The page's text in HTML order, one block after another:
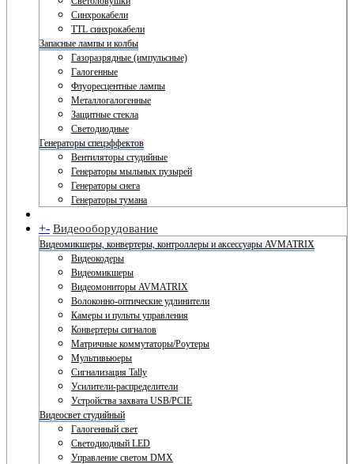
Синхрокабели
TTL синхрокабели
Запасные лампы и колбы
Газоразрядные (импульсные)
Галогенные
Флуоресцентные лампы
Металлогалогенные
Защитные стекла
Светодиодные
Генераторы спецэффектов
Вентиляторы студийные
Генераторы мыльных пузырей
Генераторы снега
Генераторы тумана
+- Видеооборудование
Видеомикшеры, конвертеры, контроллеры и аксессуары AVMATRIX
Видеокодеры
Видеомикшеры
Видеомониторы AVMATRIX
Волоконно-оптические удлинители
Камеры и пульты управления
Конвертеры сигналов
Матричные коммутаторы/Роутеры
Мультивьюеры
Сигнализация Tally
Усилители-распределители
Устройства захвата USB/PCIE
Видеосвет студийный
Галогенный свет
Светодиодный LED
Управление светом DMX